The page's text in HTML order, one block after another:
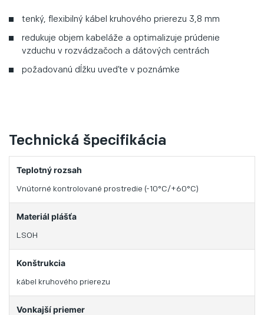
tenký, flexibilný kábel kruhového prierezu 3,8 mm
redukuje objem kabeláže a optimalizuje prúdenie
vzduchu v rozvádzačoch a dátových centrách
požadovanú dĺžku uveďte v poznámke
Technická špecifikácia
Teplotný rozsah
Vnútorné kontrolované prostredie (-10°C/+60°C)
Materiál plášťa
LSOH
Konštrukcia
kábel kruhového prierezu
Vonkajší priemer